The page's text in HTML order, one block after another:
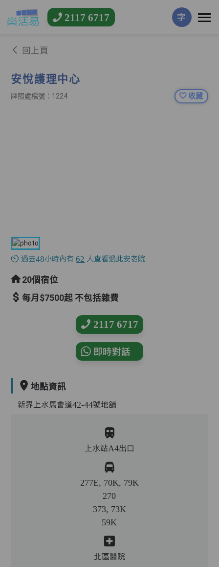
2117 6717 字
回上頁
安悅護理中心
牌照處檔號：1224 收藏
過去48小時內有62 人查看過此安老院
20個宿位
每月$7500起 不包括雜費
2117 6717
即時對話
地點資訊
新界上水馬會道42-44號地舖
上水站A4出口
277E, 70K, 79K
270
373, 73K
59K
北區醫院